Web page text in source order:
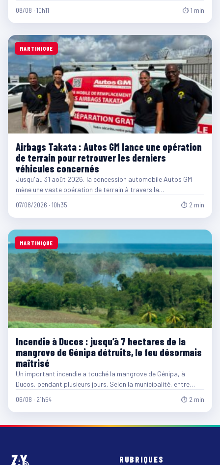
08/08 · 10h11 ⏱ 1 min
MARTINIQUE
Airbags Takata : Autos GM lance une opération
de terrain pour retrouver les derniers
véhicules concernés
Jusqu'au 31 août 2026, la concession automobile Autos GM
mène une vaste opération de terrain à travers la…
07/08/2026 · 10h35 ⏱ 2 min
MARTINIQUE
Incendie à Ducos : jusqu’à 7 hectares de la
mangrove de Génipa détruits, le feu désormais
maîtrisé
Un important incendie a touché la mangrove de Génipa, à
Ducos, pendant plusieurs jours. Selon la municipalité, entre…
06/08 · 21h54 ⏱ 2 min
RUBRIQUES